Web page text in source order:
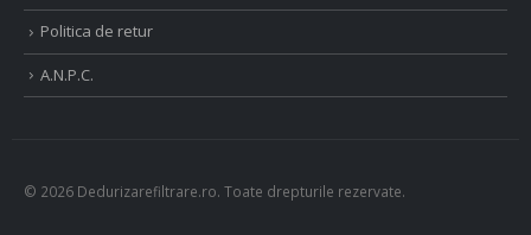
Politica de retur
A.N.P.C.
© 2026 Dedurizarefiltrare.ro. Toate drepturile rezervate.